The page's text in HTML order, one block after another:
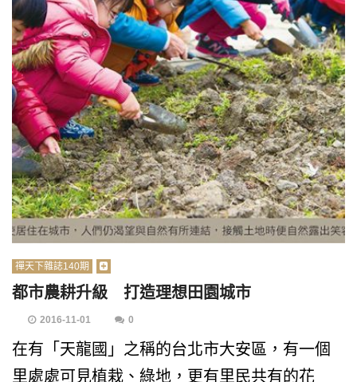
禪天下雜誌140期
都市農耕升級 打造理想田園城市
2016-11-01 0
在有「天龍國」之稱的台北市大安區，有一個
里處處可見植栽、綠地，更有里民共有的花